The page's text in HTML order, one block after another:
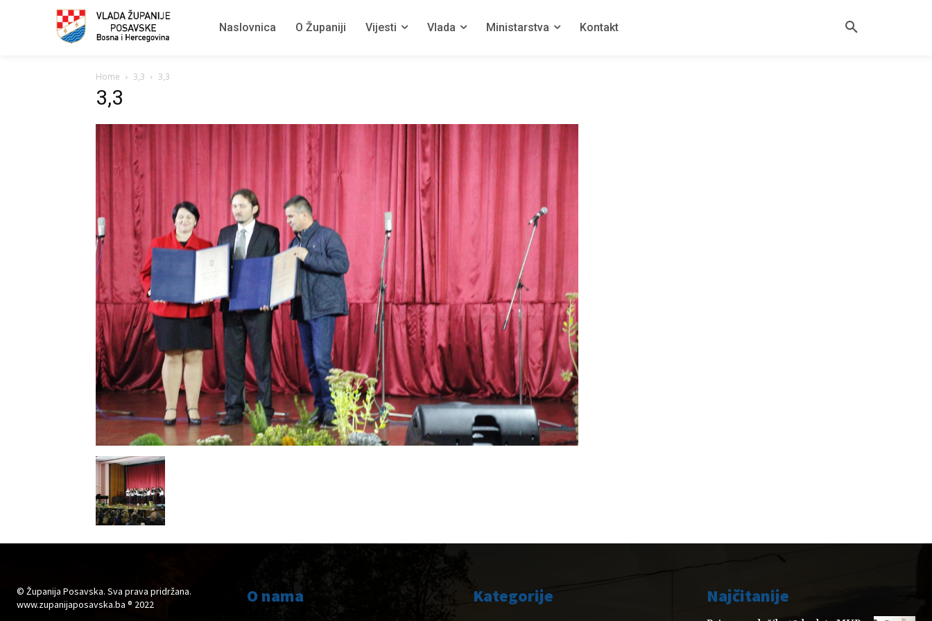
Naslovnica O Županiji Vijesti Vlada Ministarstva Kontakt
Home 3,3 3,3
3,3
© Županija Posavska. Sva prava pridržana.
www.zupanijaposavska.ba ® 2022
O nama Kategorije Najčitanije